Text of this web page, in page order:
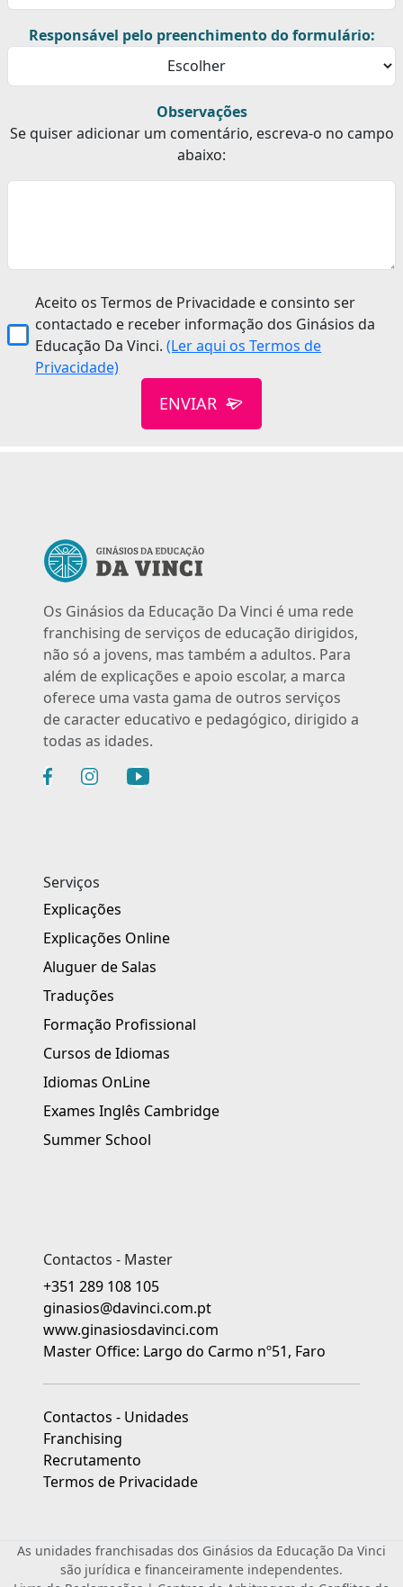
Responsável pelo preenchimento do formulário:
Observações
Se quiser adicionar um comentário, escreva-o no campo
abaixo:
Aceito os Termos de Privacidade e consinto ser
contactado e receber informação dos Ginásios da
Educação Da Vinci.(Ler aqui os Termos de
Privacidade)
ENVIAR
Os Ginásios da Educação Da Vinci é uma rede
franchising de serviços de educação dirigidos,
não só a jovens, mas também a adultos. Para
além de explicações e apoio escolar, a marca
oferece uma vasta gama de outros serviços
de caracter educativo e pedagógico, dirigido a
todas as idades.
Serviços
Explicações
Explicações Online
Aluguer de Salas
Traduções
Formação Profissional
Cursos de Idiomas
Idiomas OnLine
Exames Inglês Cambridge
Summer School
Contactos - Master
+351 289 108 105
ginasios@davinci.com.pt
www.ginasiosdavinci.com
Master Office: Largo do Carmo nº51, Faro
Contactos - Unidades
Franchising
Recrutamento
Termos de Privacidade
As unidades franchisadas dos Ginásios da Educação Da Vinci
são jurídica e financeiramente independentes.